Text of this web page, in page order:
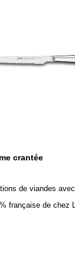
crantée
de viandes
française de chez